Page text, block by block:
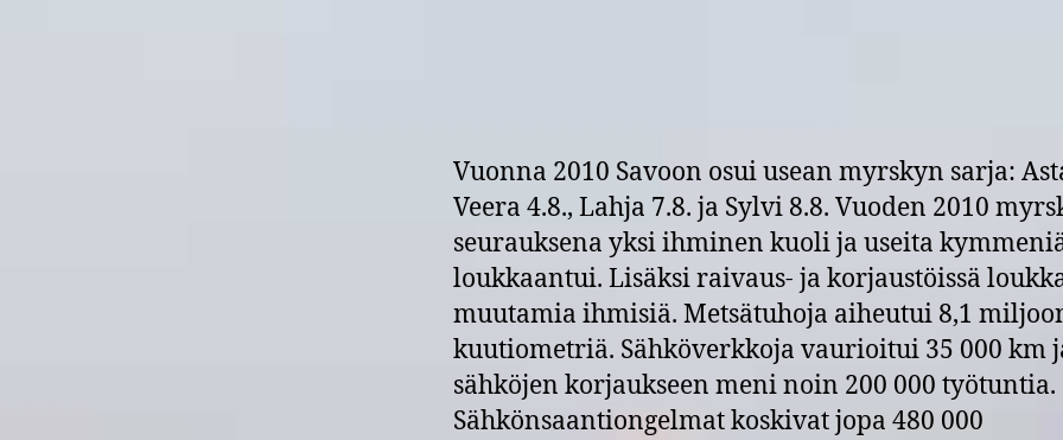
Vuonna 2010 Savoon osui usean myrskyn sarja:
Veera 4.8., Lahja 7.8. ja Sylvi 8.8. Vuoden 2010
seurauksena yksi ihminen kuoli ja useita
loukkaantui. Lisäksi raivaus- ja korjaustöissä
muutamia ihmisiä. Metsätuhoja aiheutui 8,1
kuutiometriä. Sähköverkkoja vaurioitui 35 000 km
sähköjen korjaukseen meni noin 200 000 työtuntia.
Sähkönsaantiongelmat koskivat jopa 480 000